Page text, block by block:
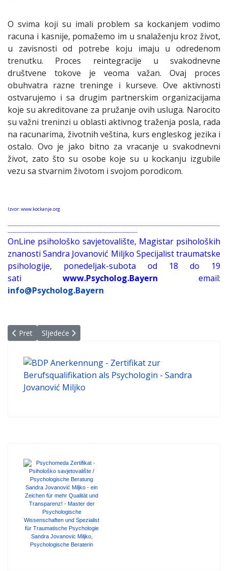
O svima koji su imali problem sa kockanjem vodimo
racuna i kasnije, pomažemo im u snalaženju kroz život,
u zavisnosti od potrebe koju imaju u odredenom
trenutku. Proces reintegracije u svakodnevne
društvene tokove je veoma važan. Ovaj proces
obuhvatra razne treninge i kurseve. Ove aktivnosti
ostvarujemo i sa drugim partnerskim organizacijama
koje su akreditovane za pružanje ovih usluga. Narocito
su važni treninzi u oblasti aktivnog traženja posla, rada
na racunarima, životnih veština, kurs engleskog jezika i
ostalo. Ovo je jako bitno za vracanje u svakodnevni
život, zato što su osobe koje su u kockanju izgubile
vezu sa stvarnim životom i svojom porodicom.
Izvor: www.kockanje.org
-------------------------------------------------------------------------------------------------------------------------------------------
-------------------------------------------------------------------------------------
OnLine psihološko savjetovalište, Magistar psiholoških
znanosti Sandra Jovanović Miljko Specijalist traumatske
psihologije, ponedeljak-subota od 18 do 19
sati www.Psycholog.Bayern email:
info@Psycholog.Bayern
Prethodni članak: INFORMACIJE ZA KOCKARE
Pret Sljedeći članak: Definicija kockanja
Sljedeće